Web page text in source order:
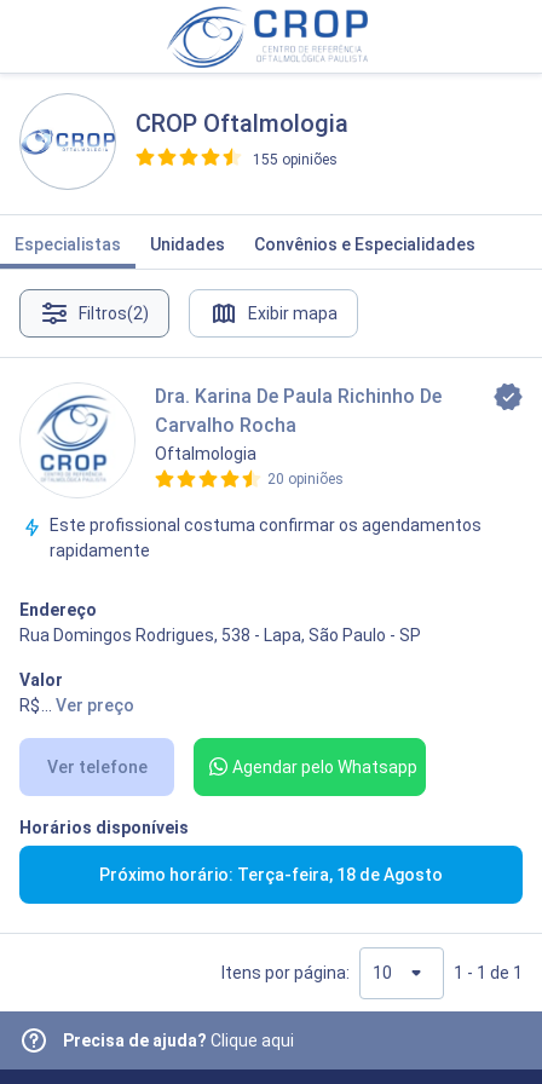
CROP Oftalmologia
155 opiniões
Especialistas Unidades Convênios e Especialidades
Filtros(2) Exibir mapa
Dra. Karina De Paula Richinho De
Carvalho Rocha
Oftalmologia
20 opiniões
Este profissional costuma confirmar os agendamentos
rapidamente
Endereço
Rua Domingos Rodrigues, 538 - Lapa, São Paulo - SP
Valor
R$ 100,00
Ver preço
Ver telefone Agendar pelo Whatsapp
Horários disponíveis
Próximo horário: Terça-feira, 18 de Agosto
Itens por página: 1 - 1 de 1
Precisa de ajuda? Clique aqui